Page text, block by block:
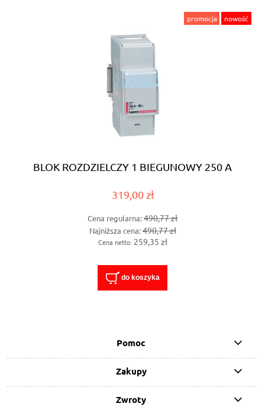
BLOK ROZDZIELCZY 1 BIEGUNOWY 250 A
319,00 zł
Cena regularna:490,77 zł
Najniższa cena:490,77 zł
Cena netto: 259,35 zł
do koszyka
promocja nowość
Pomoc
Zakupy
Zwroty